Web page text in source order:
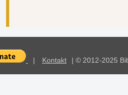
| Kontakt | © 2012-2025